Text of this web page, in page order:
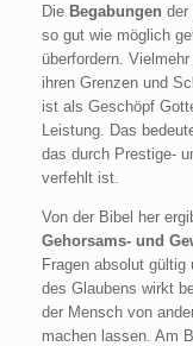
Die Begabungen der
so gut wie möglich
überfordern.
ihren Grenzen und
ist als Geschöpf
Leistung. Das
das durch Prestige-
verfehlt ist.
Von der Bibel her
Gehorsams- und
Fragen absolut
des Glaubens wirkt
der Mensch von
machen lassen. Am